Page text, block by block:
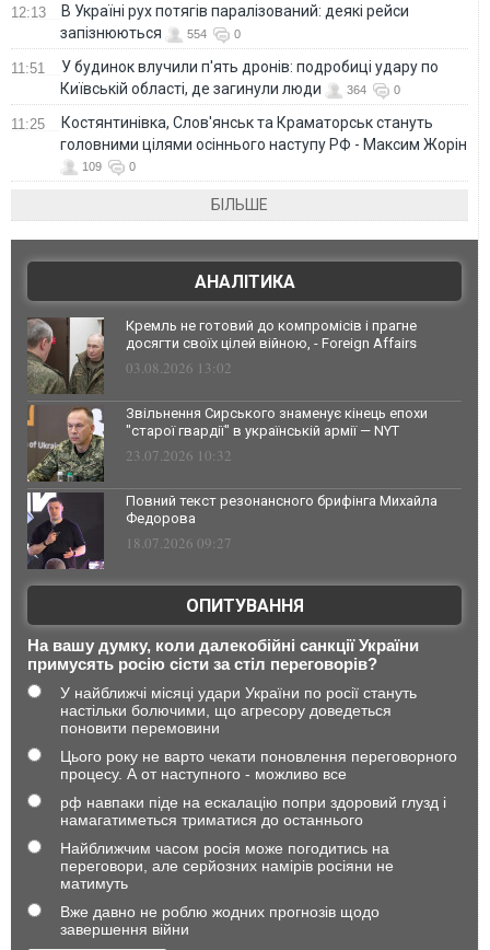
12:13
В Україні рух потягів паралізований: деякі рейси
запізнюються
554 0
11:51
У будинок влучили п'ять дронів: подробиці удару по
Київській області, де загинули люди
364 0
11:25
Костянтинівка, Слов'янськ та Краматорськ стануть
головними цілями осіннього наступу РФ - Максим Жорін
109 0
БІЛЬШЕ
АНАЛІТИКА
Кремль не готовий до компромісів і прагне
досягти своїх цілей війною, - Foreign Affairs
03.08.2026 13:02
Звільнення Сирського знаменує кінець епохи
"старої гвардії" в українській армії — NYT
23.07.2026 10:32
Повний текст резонансного брифінга Михайла
Федорова
18.07.2026 09:27
ОПИТУВАННЯ
На вашу думку, коли далекобійні санкції України
примусять росію сісти за стіл переговорів?
У найближчі місяці удари України по росії стануть
настільки болючими, що агресору доведеться
поновити перемовини
Цього року не варто чекати поновлення переговорного
процесу. А от наступного - можливо все
рф навпаки піде на ескалацію попри здоровий глузд і
намагатиметься триматися до останнього
Найближчим часом росія може погодитись на
переговори, але серйозних намірів росіяни не
матимуть
Вже давно не роблю жодних прогнозів щодо
завершення війни